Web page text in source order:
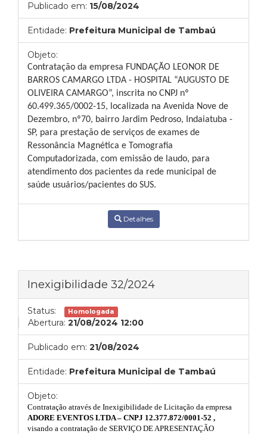
Publicado em: 15/08/2024
Entidade: Prefeitura Municipal de Tambaú
Objeto:
Contratação da empresa FUNDAÇÃO LEONOR DE
BARROS CAMARGO LTDA - HOSPITAL “AUGUSTO DE
OLIVEIRA CAMARGO”, inscrita no CNPJ nº
60.499.365/0002-15, localizada na Avenida Nove de
Dezembro, nº70, bairro Jardim Pedroso, Indaiatuba -
SP, para prestação de serviços de exames de
Ressonância Magnética e Tomografia
Computadorizada, com emissão de laudo, para
atendimento dos pacientes da rede municipal de
saúde usuários/pacientes do SUS.
Detalhes
Inexigibilidade 32/2024
Status: Homologada
Abertura: 21/08/2024 12:00
Publicado em: 21/08/2024
Entidade: Prefeitura Municipal de Tambaú
Objeto:
Contratação através de Inexigibilidade de Licitação da empresa
ADORE EVENTOS LTDA – CNPJ 12.377.872/0001-52 ,
visando a contratação de SERVIÇO DE APRESENTAÇÃO